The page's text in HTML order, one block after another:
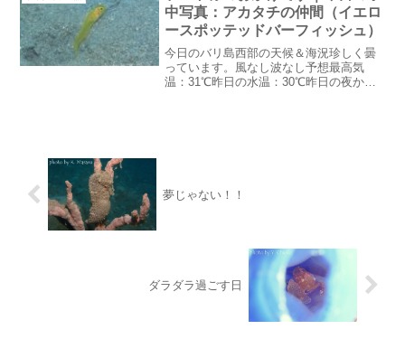
が乾いていい...
中写真：アカタチの仲間（イエロ
ースポッテッドバーフィッシュ）
今日のバリ島西部の天候＆海況珍しく曇
っています。風なし波なし予想最高気
温：31℃昨日の水温：30℃昨日の夜から
夢じゃない！！
ダラダラ過ごす日